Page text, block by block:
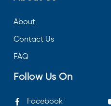
About
Contact Us
FAQ
Follow Us On
Facebook